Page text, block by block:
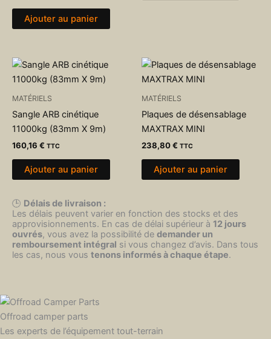
Ajouter au panier
MATÉRIELS
Sangle ARB cinétique
11000kg (83mm X 9m)
160,16 € TTC
Ajouter au panier
MATÉRIELS
Plaques de désensablage
MAXTRAX MINI
238,80€ TTC
Ajouter au panier
🕒 Délais de livraison :
Les délais peuvent varier en fonction des stocks et des
approvisionnements. En cas de délai supérieur à 12 jours
ouvrés, vous avez la possibilité de demander un
remboursement intégral si vous changez d’avis. Dans tous
les cas, nous vous tenons informés à chaque étape.
Offroad camper parts
Les experts de l’équipement tout-terrain